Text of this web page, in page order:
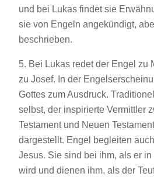
und bei Lukas findet sie
sie von Engeln angekündigt,
beschrieben.
5. Bei Lukas redet der Engel zu
zu Josef. In der
Gottes zum Ausdruck.
selbst, der inspirierte Vermittler
Testament und Neuen
dargestellt. Engel begleiten
Jesus. Sie sind bei ihm, als er
wird und dienen ihm, als der